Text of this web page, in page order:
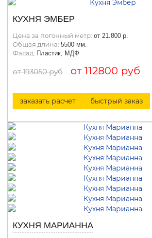
КУХНЯ ЭМБЕР
Цена за погонный метр: от 21.800 р.
Общая длина: 5500 мм.
Фасад: Пластик, МДФ
от 193050 руб от 112800 руб
заказать расчет быстрый заказ
КУХНЯ МАРИАННА